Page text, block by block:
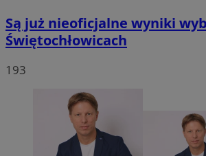
Są już nieoficjalne wyniki
Świętochłowicach
193